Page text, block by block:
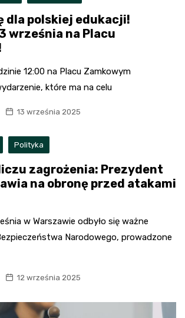
dla polskiej edukacji!
września na Placu
12:00 na Placu Zamkowym
które ma na celu
13 września 2025
Polityka
zagrożenia: Prezydent
na obronę przed atakami
w Warszawie odbyło się ważne
Narodowego, prowadzone
12 września 2025